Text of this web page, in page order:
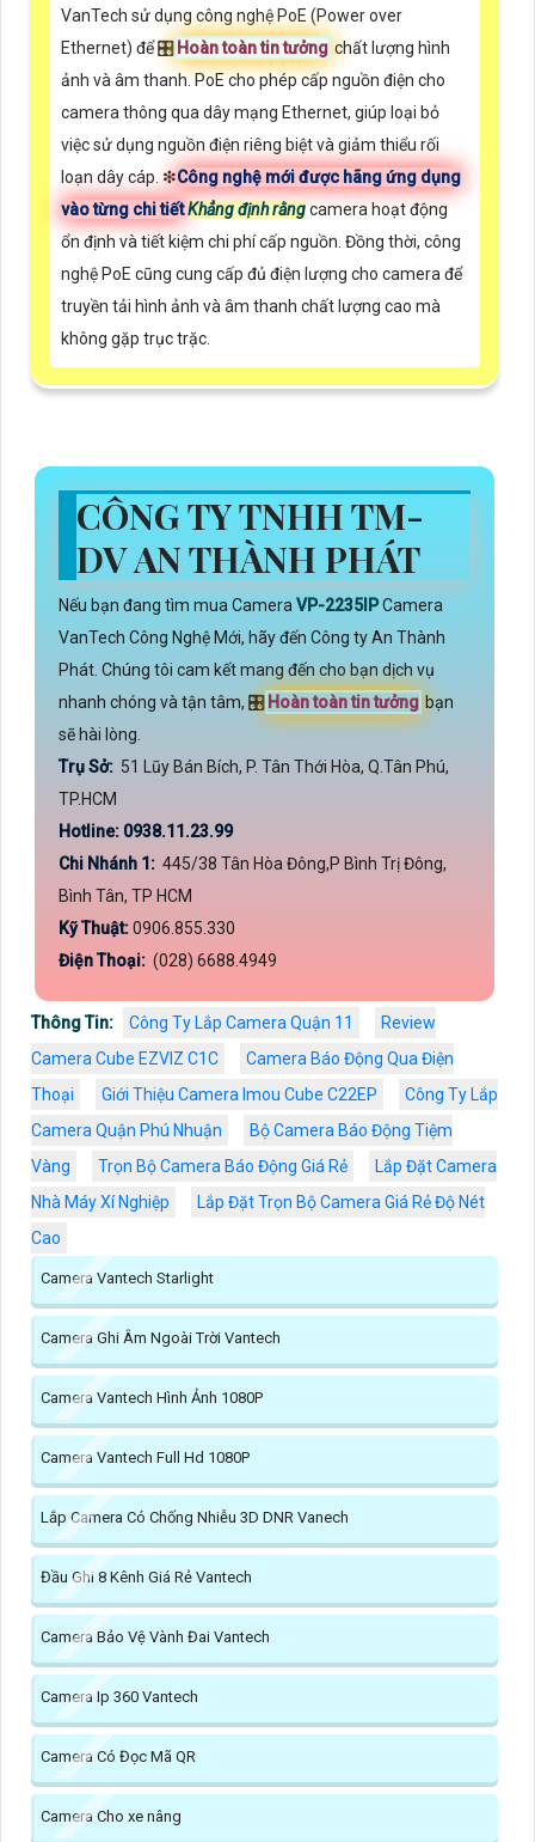
VanTech sử dụng công nghệ PoE (Power over
Ethernet) để 🎛 Hoàn toàn tin tưởng chất lượng hình
ảnh và âm thanh. PoE cho phép cấp nguồn điện cho
camera thông qua dây mạng Ethernet, giúp loại bỏ
việc sử dụng nguồn điện riêng biệt và giảm thiểu rối
loạn dây cáp. ❇Công nghệ mới được hãng ứng dụng
vào từng chi tiếtKhẳng định rằngcamera hoạt động
ổn định và tiết kiệm chi phí cấp nguồn. Đồng thời, công
nghệ PoE cũng cung cấp đủ điện lượng cho camera để
truyền tải hình ảnh và âm thanh chất lượng cao mà
không gặp trục trặc.
CÔNG TY TNHH TM-
DV AN THÀNH PHÁT
Nếu bạn đang tìm mua Camera VP-2235IPCamera
VanTech Công Nghệ Mới, hãy đến Công ty An Thành
Phát. Chúng tôi cam kết mang đến cho bạn dịch vụ
nhanh chóng và tận tâm, 🎛 Hoàn toàn tin tưởng bạn
sẽ hài lòng.
Trụ Sở: 51 Lũy Bán Bích, P. Tân Thới Hòa, Q.Tân Phú,
TP.HCM
Hotline: 0938.11.23.99
Chi Nhánh 1: 445/38 Tân Hòa Đông,P Bình Trị Đông,
Bình Tân, TP HCM
Kỹ Thuật:0906.855.330
Điện Thoại: (028) 6688.4949
Thông Tin: Công Ty Lắp Camera Quận 11
Review
Camera Cube EZVIZ C1C
Camera Báo Động Qua Điện
Thoại
Giới Thiệu Camera Imou Cube C22EP
Công Ty Lắp
Camera Quận Phú Nhuận
Bộ Camera Báo Động Tiệm
Vàng
Trọn Bộ Camera Báo Động Giá Rẻ
Lắp Đặt Camera
Nhà Máy Xí Nghiệp
Lắp Đặt Trọn Bộ Camera Giá Rẻ Độ Nét
Cao
Camera Vantech Starlight
Camera Ghi Âm Ngoài Trời Vantech
Camera Vantech Hình Ảnh 1080P
Camera Vantech Full Hd 1080P
Lắp Camera Có Chống Nhiễu 3D DNR Vanech
Đầu Ghi 8 Kênh Giá Rẻ Vantech
Camera Bảo Vệ Vành Đai Vantech
Camera Ip 360 Vantech
Camera Có Đọc Mã QR
Camera Cho xe nâng